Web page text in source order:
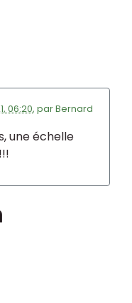
06:20, parBernard
une échelle